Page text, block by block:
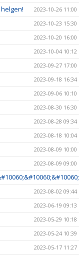
2023-10-26 11:00
2023-10-23 15:30
2023-10-20 16:00
2023-10-04 10:12
2023-09-27 17:00
2023-09-18 16:34
2023-09-06 10:10
2023-08-30 16:30
2023-08-28 09:34
2023-08-18 10:04
2023-08-09 10:00
2023-08-09 09:00
2023-08-02 09:44
2023-06-19 09:13
2023-05-29 10:18
2023-05-24 10:39
2023-05-17 11:27